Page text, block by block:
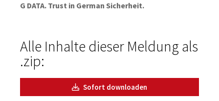
G DATA. Trust in German Sicherheit.
Alle Inhalte dieser Meldung als
.zip:
Sofort downloaden